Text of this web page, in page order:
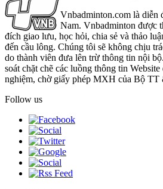
Vnbadminton.com là diễn
Nam. Vnbadminton được
đích giao lưu, học hỏi, chia sẻ và thảo
đến cầu lông. Chúng tôi sẽ không chịu
do thành viên đưa lên trừ thông tin nội
soát chặt chẽ các luồng thông tin
nghiệm, chờ giấy phép MXH của Bộ TT
Follow us